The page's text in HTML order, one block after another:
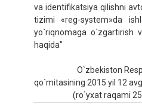
va identifikatsiya qilishni
tizimi «reg-system»da
yo`riqnomaga o`zgartirish
haqida"
O`zbekiston
qo`mitasining 2015 yil 12
(ro`yxat raqami